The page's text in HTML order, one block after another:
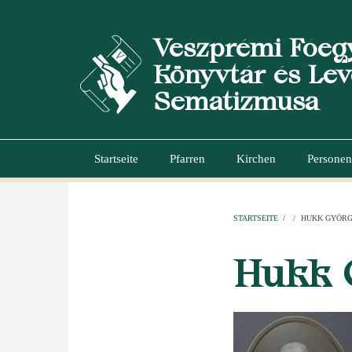
Veszprémi
Könyvtár és
Sematizmusa
Hauptnavigation
Startseite Pfarren Kirchen Personen
STARTSEITE / / HUKK
Hukk